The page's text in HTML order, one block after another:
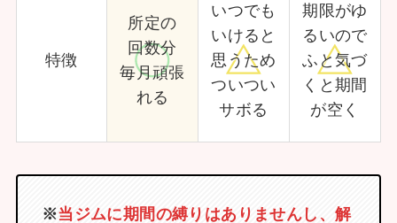
特徴
所定の
回数分
毎月頑張
れる
いつでも
いけると
思うため
ついつい
サボる
期限がゆ
るいので
ふと気づ
くと期間
が空く
※当ジムに期間の縛りはありませんし、解